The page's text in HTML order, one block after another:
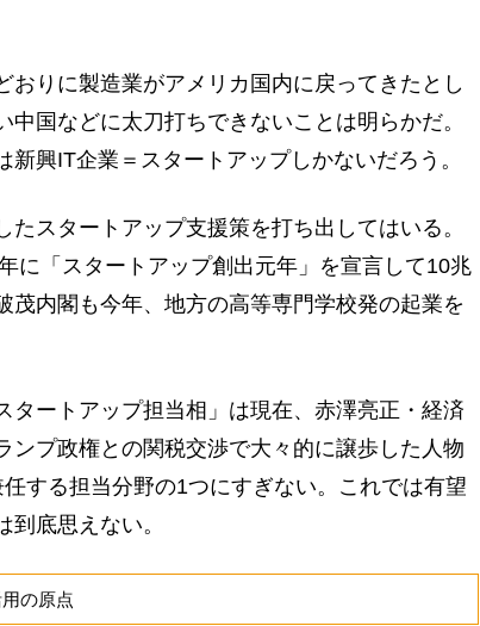
りに製造業がアメリカ国内に戻ってきたとし
国などに太刀打ちできないことは明らかだ。
興IT企業＝スタートアップしかないだろう。
スタートアップ支援策を打ち出してはいる。
に「スタートアップ創出元年」を宣言して10兆
茂内閣も今年、地方の高等専門学校発の起業を
ートアップ担当相」は現在、赤澤亮正・経済
ンプ政権との関税交渉で大々的に譲歩した人物
する担当分野の1つにすぎない。これでは有望
底思えない。
の原点